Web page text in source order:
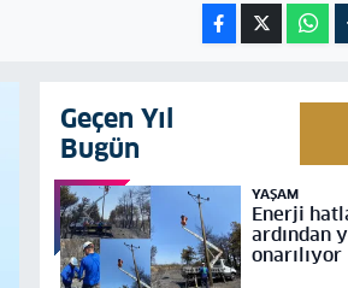
Geçen Yıl
Bugün
YAŞAM
Enerji
ardından
onarılıyor